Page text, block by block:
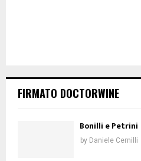
FIRMATO DOCTORWINE
Bonilli e Petrini
by Daniele Cernilli